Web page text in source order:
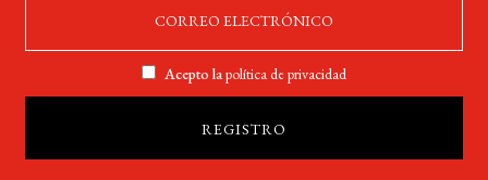
Acepto lapolítica de privacidad